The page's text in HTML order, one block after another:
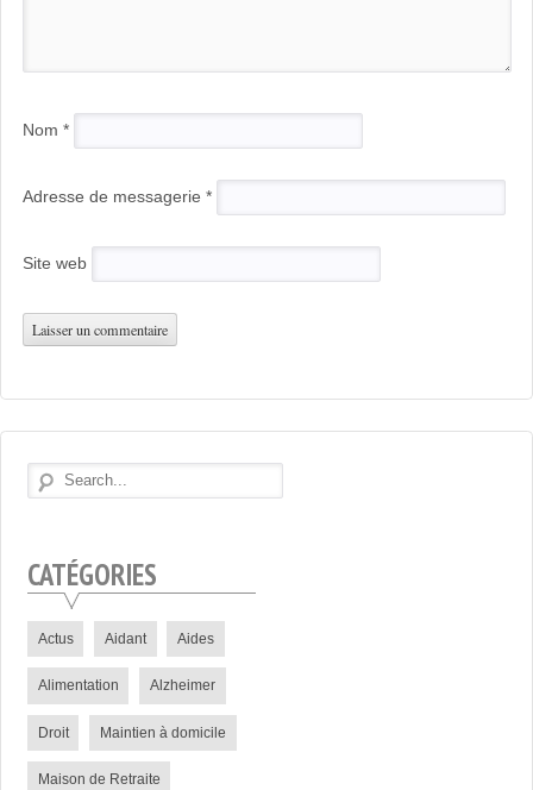
Nom *
Adresse de messagerie *
Site web
CATÉGORIES
Actus Aidant Aides
Alimentation Alzheimer
Droit Maintien à domicile
Maison de Retraite